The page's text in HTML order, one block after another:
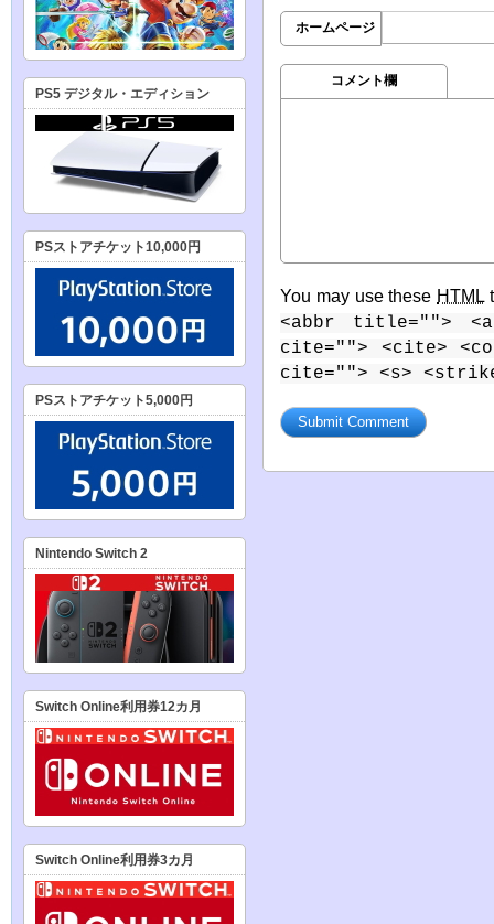
ホームページ
コメント欄
You may use these HTML
<abbr title="">
cite=""> <cite>
cite=""> <s>
PS5 デジタル・エディション
PSストアチケット10,000円
PSストアチケット5,000円
Nintendo Switch 2
Switch Online利用券12カ月
Switch Online利用券3カ月